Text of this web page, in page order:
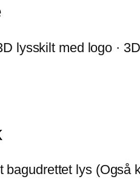
lysskilt med logo ·
lys (Også